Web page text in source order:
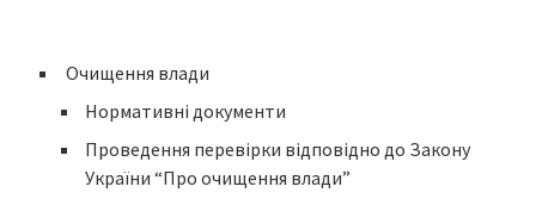
Очищення влади
Нормативні документи
Проведення перевірки відповідно до Закону
України “Про очищення влади”